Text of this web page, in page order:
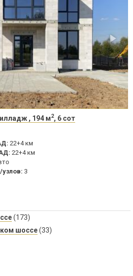
, 194 м2, 6 сот
22+4 км
22+4 км
узлов: 3
(173)
шоссе(33)